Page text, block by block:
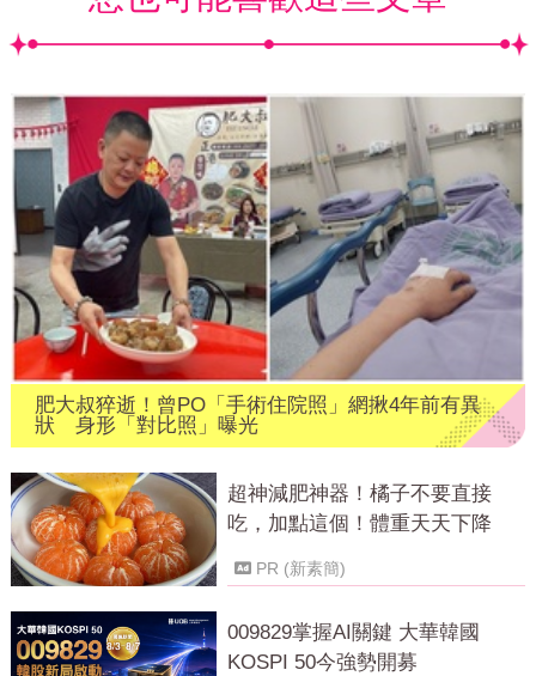
肥大叔猝逝！曾PO「手術住院照」網揪4年前有異
狀 身形「對比照」曝光
超神減肥神器！橘子不要直接
吃，加點這個！體重天天下降
PR (新素簡)
009829掌握AI關鍵 大華韓國
KOSPI 50今強勢開募